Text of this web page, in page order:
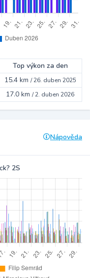
Top výkon za den
15.4 km /26. duben 2025
17.0 km /2. duben 2026
Nápověda
2S